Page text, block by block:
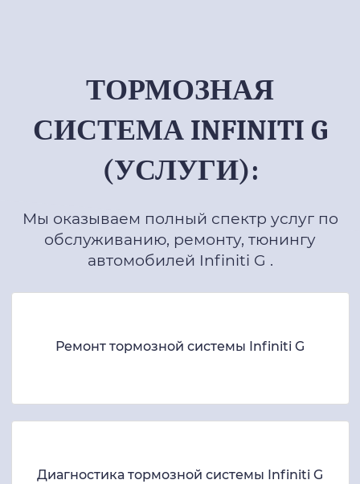
ТОРМОЗНАЯ
СИСТЕМА INFINITI G
(УСЛУГИ):
Мы оказываем полный спектр услуг по
обслуживанию, ремонту, тюнингу
автомобилей Infiniti G .
Ремонт тормозной системы Infiniti G
Диагностика тормозной системы Infiniti G